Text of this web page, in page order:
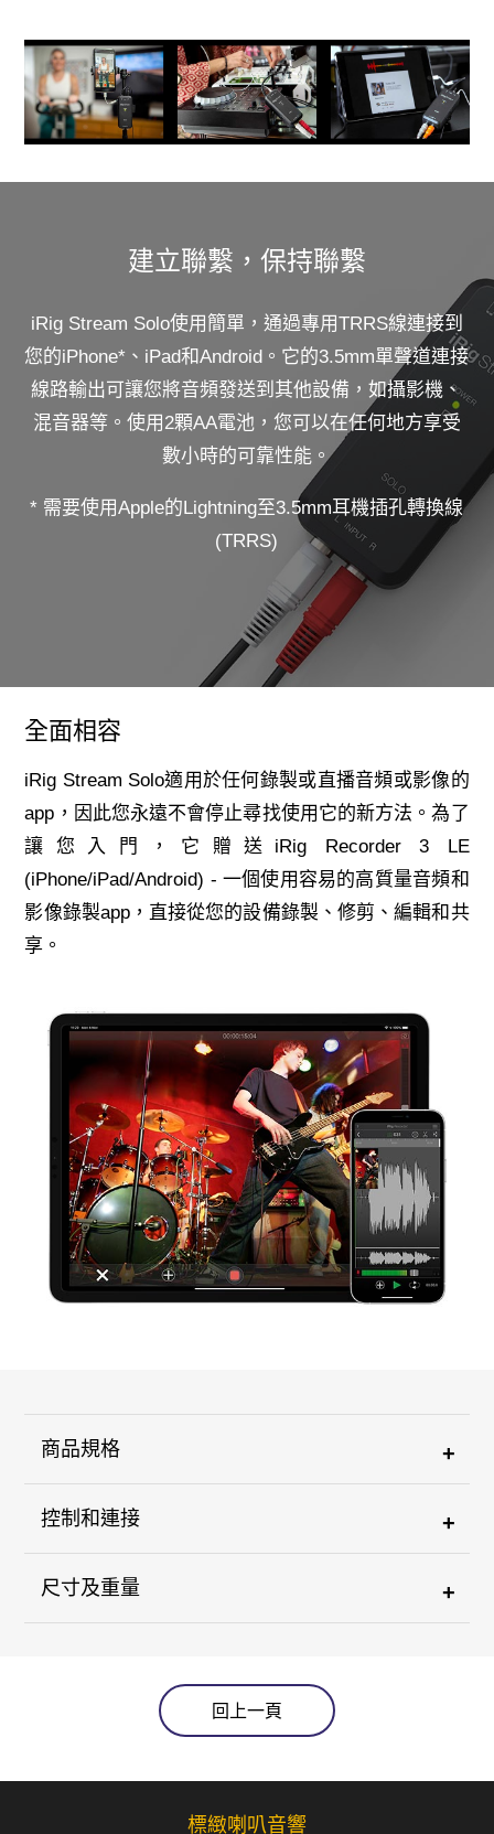
建立聯繫，保持聯繫
iRig Stream Solo使用簡單，通過專用TRRS線連接到
您的iPhone*、iPad和Android。它的3.5mm單聲道連接
線路輸出可讓您將音頻發送到其他設備，如攝影機、
混音器等。使用2顆AA電池，您可以在任何地方享受
數小時的可靠性能。
* 需要使用Apple的Lightning至3.5mm耳機插孔轉換線
(TRRS)
全面相容
iRig Stream Solo適用於任何錄製或直播音頻或影像的
app，因此您永遠不會停止尋找使用它的新方法。為了
讓您入門，它贈送iRig Recorder 3 LE
(iPhone/iPad/Android) - 一個使用容易的高質量音頻和
影像錄製app，直接從您的設備錄製、修剪、編輯和共
享。
+
商品規格
+
控制和連接
+
尺寸及重量
回上一頁
標緻喇叭音響